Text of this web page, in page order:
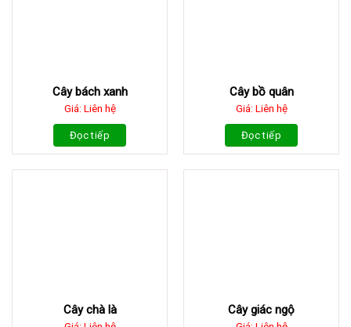
Cây bách xanh
Giá: Liên hệ
Đọc tiếp
Cây bồ quân
Giá: Liên hệ
Đọc tiếp
Cây chà là Cây giác ngộ